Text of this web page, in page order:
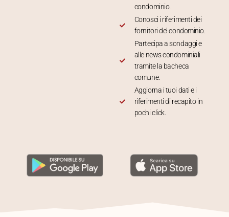
condominio.
Conosci i riferimenti dei
fornitori del condominio.
Partecipa a sondaggi e
alle news condominiali
tramite la bacheca
comune.
Aggiorna i tuoi dati e i
riferimenti di recapito in
pochi click.